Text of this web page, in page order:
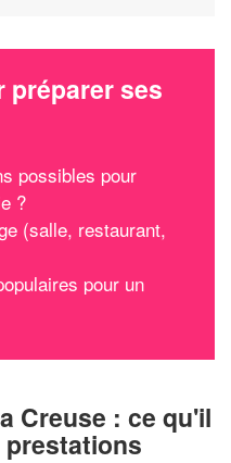
préparer ses
possibles pour
?
(salle, restaurant,
pour un
Creuse : ce qu'il